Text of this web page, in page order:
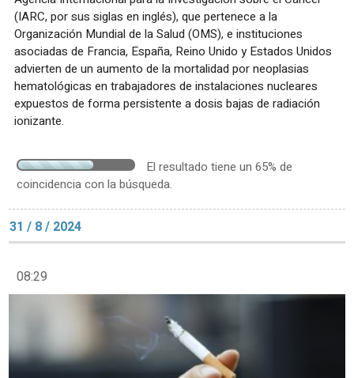
(IARC, por sus siglas en inglés), que pertenece a la
Organización Mundial de la Salud (OMS), e instituciones
asociadas de Francia, España, Reino Unido y Estados Unidos
advierten de un aumento de la mortalidad por neoplasias
hematológicas en trabajadores de instalaciones nucleares
expuestos de forma persistente a dosis bajas de radiación
ionizante.
El resultado tiene un 65% de
coincidencia con la búsqueda.
31 / 8 / 2024
08:29